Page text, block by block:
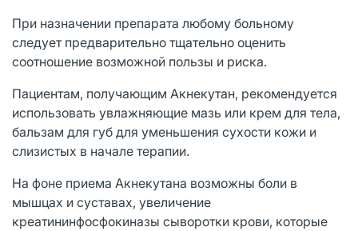
При назначении препарата любому больному
следует предварительно тщательно оценить
соотношение возможной пользы и риска.
Пациентам, получающим Акнекутан, рекомендуется
использовать увлажняющие мазь или крем для тела,
бальзам для губ для уменьшения сухости кожи и
слизистых в начале терапии.
На фоне приема Акнекутана возможны боли в
мышцах и суставах, увеличение
креатининфосфокиназы сыворотки крови, которые